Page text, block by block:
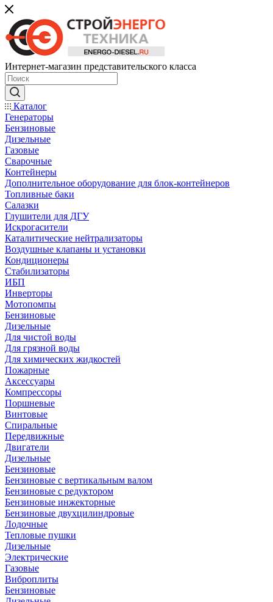
Интернет-магазин представительского класса
Каталог
Генераторы
Бензиновые
Дизельные
Газовые
Сварочные
Контейнеры
Дополнительное оборудование для блок-контейнеров
Топливные баки
Салазки
Глушители для ДГУ
Искрогасители
Каталитические нейтрализаторы
Воздушные клапаны и установки
Кондиционеры
Стабилизаторы
ИБП
Инверторы
Мотопомпы
Бензиновые
Дизельные
Для чистой воды
Для грязной воды
Для химических жидкостей
Пожарные
Аксессуары
Компрессоры
Поршневые
Винтовые
Спиральные
Передвижные
Двигатели
Дизельные
Бензиновые
Бензиновые с вертикальным валом
Бензиновые с редуктором
Бензиновые инжекторные
Бензиновые двухцилиндровые
Лодочные
Тепловые пушки
Дизельные
Электрические
Газовые
Виброплиты
Бензиновые